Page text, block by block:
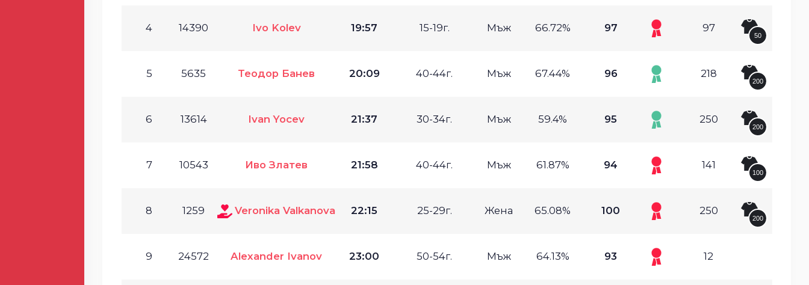
4 14390 Ivo Kolev 19:57 15-19г. Мъж 66.72% 97 97
50
5 5635 Теодор Банев 20:09 40-44г. Мъж 67.44% 96 218
200
6 13614 Ivan Yocev 21:37 30-34г. Мъж 59.4% 95 250
200
7 10543 Иво Златев 21:58 40-44г. Мъж 61.87% 94 141
100
8 1259 Veronika Valkanova 22:15 25-29г. Жена 65.08% 100 250
200
9 24572 Alexander Ivanov 23:00 50-54г. Мъж 64.13% 93 12